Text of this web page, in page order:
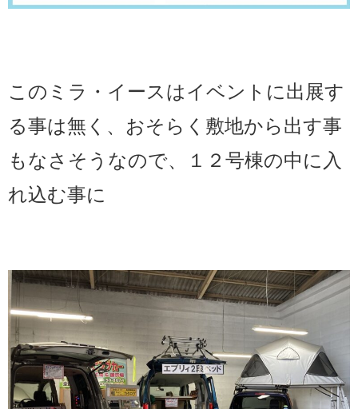
このミラ・イースはイベントに出展す
る事は無く、おそらく敷地から出す事
もなさそうなので、１２号棟の中に入
れ込む事に